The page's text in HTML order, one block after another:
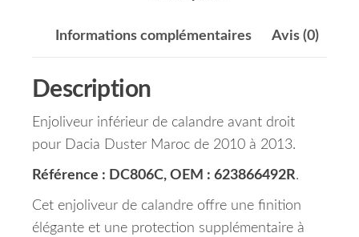
Informations complémentaires Avis (0)
Description
Enjoliveur inférieur de calandre avant droit
pour Dacia Duster Maroc de 2010 à 2013.
Référence : DC806C, OEM : 623866492R.
Cet enjoliveur de calandre offre une finition
élégante et une protection supplémentaire à